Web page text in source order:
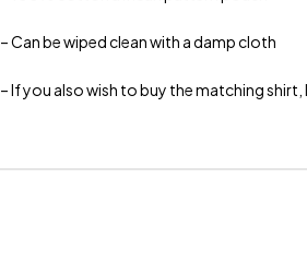
– Can be wiped clean with a damp cloth
– If you also wish to buy the matching